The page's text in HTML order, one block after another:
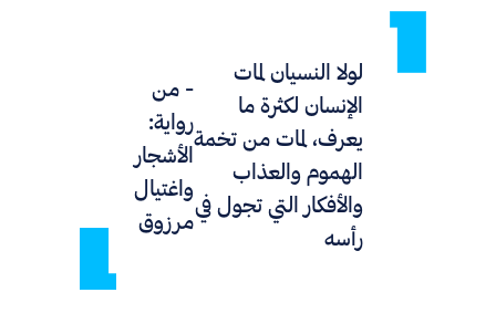
لولا النسيان لمات
الإنسان لكثرة ما
يعرف، لمات من تخمة
الهموم والعذاب
والأفكار التي تجول في
رأسه
- من
رواية:
الأشجار
واغتيال
مرزوق